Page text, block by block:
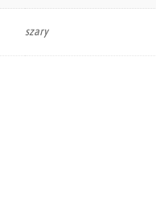
szary